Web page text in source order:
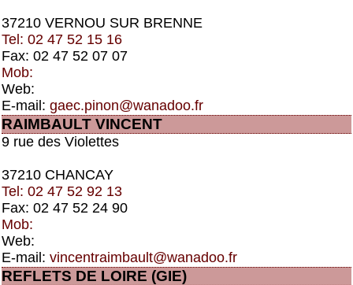
37210 VERNOU SUR BRENNE
Tel: 02 47 52 15 16
Fax: 02 47 52 07 07
Mob:
Web:
E-mail: gaec.pinon@wanadoo.fr
RAIMBAULT VINCENT
9 rue des Violettes
37210 CHANCAY
Tel: 02 47 52 92 13
Fax: 02 47 52 24 90
Mob:
Web:
E-mail: vincentraimbault@wanadoo.fr
REFLETS DE LOIRE (GIE)